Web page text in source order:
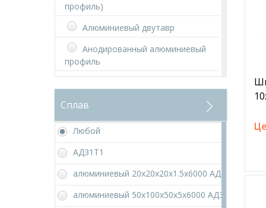
профиль)
Алюминиевый двутавр
Анодированный алюминиевый
профиль
МЕДЬ
Медный лист
Медная труба
Труба медная для
кондиционеров
Медная шина
Сплав
Любой
АД31Т1
алюминиевый 20х20х20х1.5х6000 АД31Т1
алюминиевый 50х100х50х5х6000 АД31Т1